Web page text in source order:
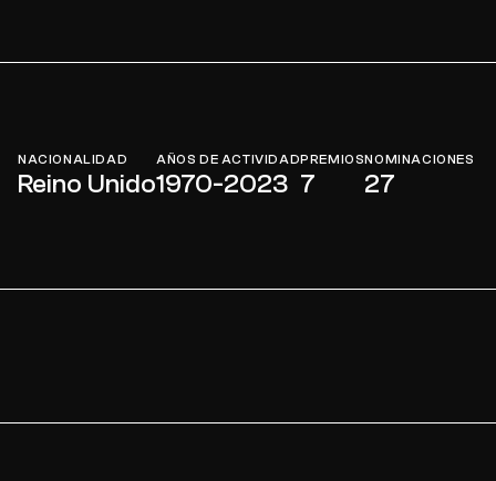
NACIONALIDAD
Reino Unido
AÑOS DE ACTIVIDAD
1970-2023
PREMIOS
7
NOMINACIONES
27